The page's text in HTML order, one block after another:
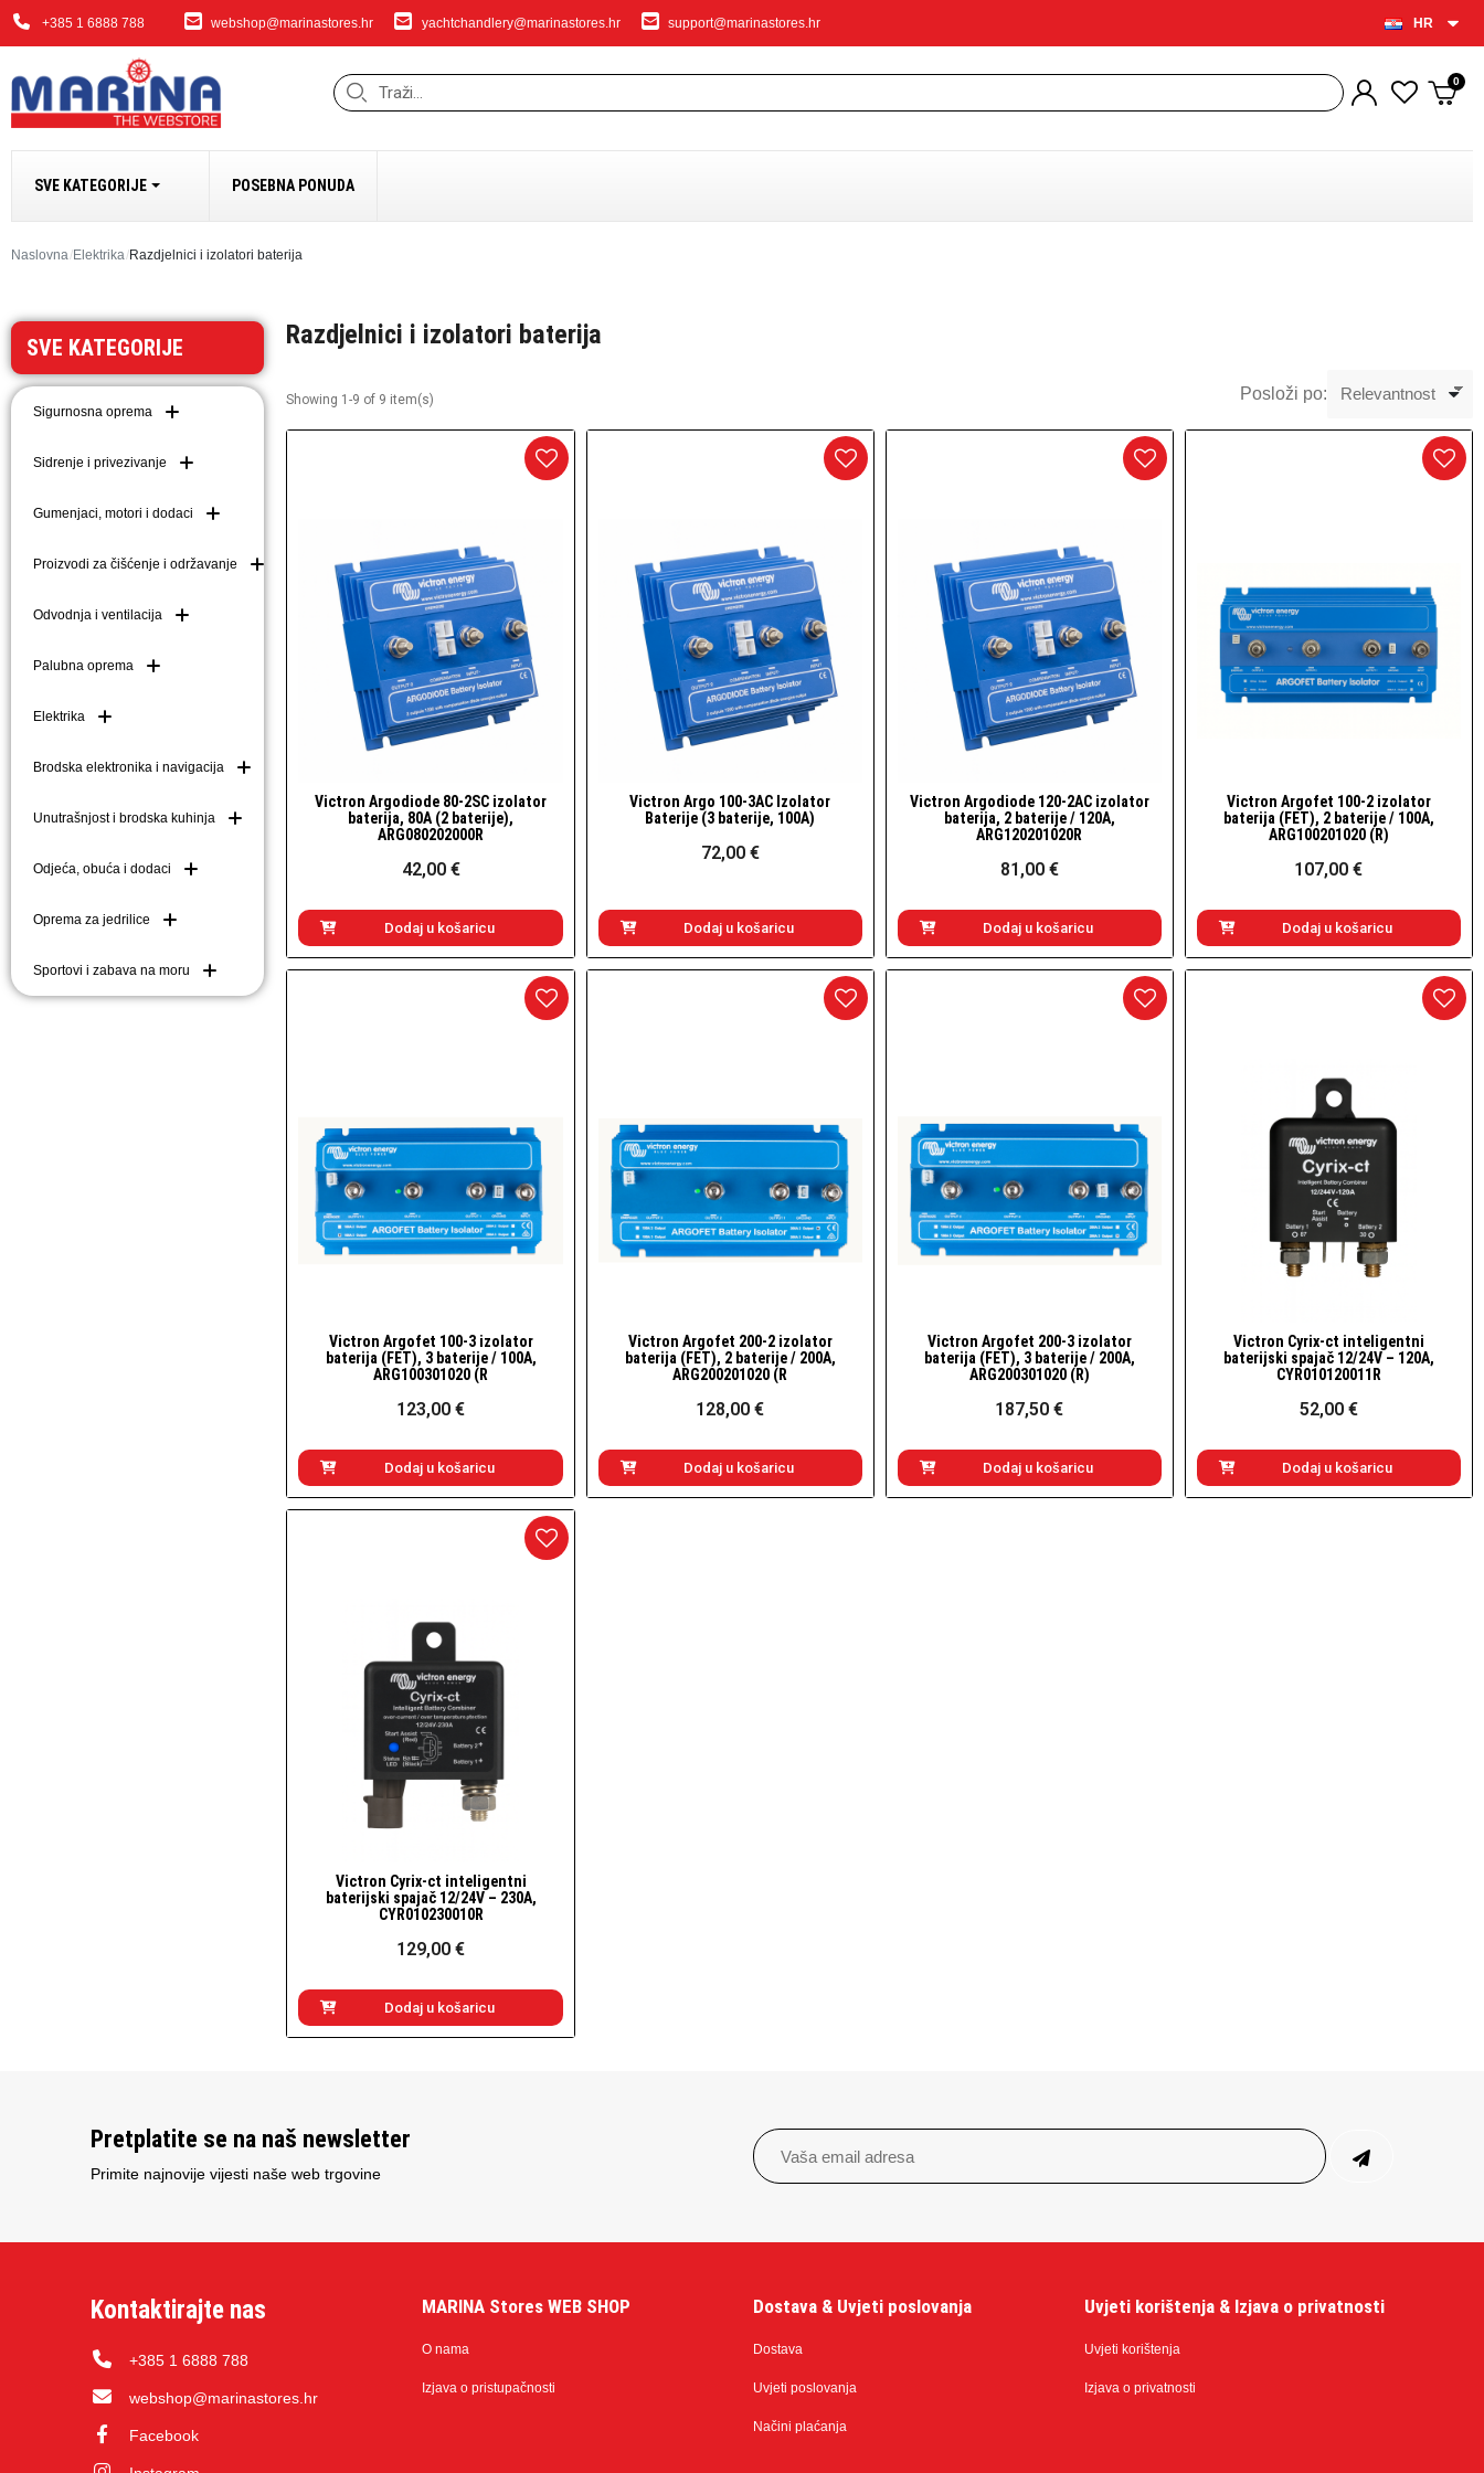
+385 1 6888 788 webshop@marinastores.hr yachtchandlery@marinastores.hr support@marinastores.hr HR
SVE KATEGORIJE
Sidrena vitla i dodaci
Sidra i dodaci
Brodske ljestve i dodaci
Plutače
Platforme i pasarele
POSEBNA PONUDA
Naslovna Elektrika Razdjelnici i izolatori baterija
SVE KATEGORIJE
Sigurnosna oprema
Sidrenje i privezivanje
Gumenjaci, motori i dodaci
Proizvodi za čišćenje i održavanje
Odvodnja i ventilacija
Palubna oprema
Elektrika
Brodska elektronika i navigacija
Unutrašnjost i brodska kuhinja
Odjeća, obuća i dodaci
Oprema za jedrilice
Sportovi i zabava na moru
Razdjelnici i izolatori baterija
Showing 1-9 of 9 item(s) Posloži po:
Brzi pogled
Victron Argodiode 80-2SC izolator
baterija, 80A (2 baterije),
ARG080202000R
42,00 €
Dodaj u košaricu
Brzi pogled
Victron Argo 100-3AC Izolator
Baterije (3 baterije, 100A)
72,00 €
Dodaj u košaricu
Brzi pogled
Victron Argodiode 120-2AC izolator
baterija, 2 baterije / 120A,
ARG120201020R
81,00 €
Dodaj u košaricu
Brzi pogled
Victron Argofet 100-2 izolator
baterija (FET), 2 baterije / 100A,
ARG100201020 (R)
107,00 €
Dodaj u košaricu
Brzi pogled
Victron Argofet 100-3 izolator
baterija (FET), 3 baterije / 100A,
ARG100301020 (R
123,00 €
Dodaj u košaricu
Brzi pogled
Victron Argofet 200-2 izolator
baterija (FET), 2 baterije / 200A,
ARG200201020 (R
128,00 €
Dodaj u košaricu
Brzi pogled
Victron Argofet 200-3 izolator
baterija (FET), 3 baterije / 200A,
ARG200301020 (R)
187,50 €
Dodaj u košaricu
Brzi pogled
Victron Cyrix-ct inteligentni
baterijski spajač 12/24V – 120A,
CYR010120011R
52,00 €
Dodaj u košaricu
Brzi pogled
Victron Cyrix-ct inteligentni
baterijski spajač 12/24V – 230A,
CYR010230010R
129,00 €
Dodaj u košaricu
Pretplatite se na naš newsletter
Primite najnovije vijesti naše web trgovine
Kontaktirajte nas
+385 1 6888 788
webshop@marinastores.hr
Facebook
MARINA Stores WEB SHOP
O nama
Izjava o pristupačnosti
Dostava & Uvjeti poslovanja
Dostava
Uvjeti poslovanja
Načini plaćanja
Uvjeti korištenja & Izjava o privatnosti
Uvjeti korištenja
Izjava o privatnosti